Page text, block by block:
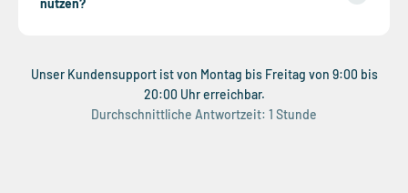
nutzen?
Unser Kundensupport ist von Montag bis Freitag von 9:00 bis
20:00 Uhr erreichbar.
Durchschnittliche Antwortzeit: 1 Stunde